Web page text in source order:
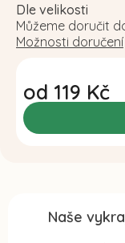
od 119 Kč
Měrná
cena:
Dle velikosti
Můžeme doručit
Možnosti doručení
Naše